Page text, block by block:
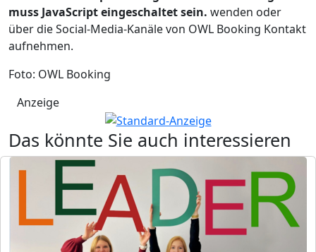
muss JavaScript eingeschaltet sein. wenden oder
über die Social-Media-Kanäle von OWL Booking Kontakt
aufnehmen.
Foto: OWL Booking
Anzeige
Das könnte Sie auch interessieren